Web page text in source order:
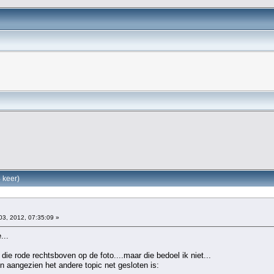
keer)
2012, 07:35:09 »
rode rechtsboven op de foto....maar die bedoel ik niet...
aangezien het andere topic net gesloten is: